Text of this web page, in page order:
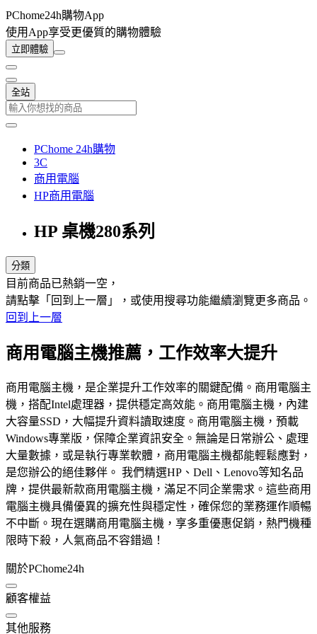
PChome24h購物App
使用App享受更優質的購物體驗
立即體驗
全站
PChome 24h購物
3C
商用電腦
HP商用電腦
HP 桌機280系列
分類
目前商品已熱銷一空，
請點擊「回到上一層」，或使用搜尋功能繼續瀏覽更多商品。
回到上一層
商用電腦主機推薦，工作效率大提升
商用電腦主機，是企業提升工作效率的關鍵配備。商用電腦主
機，搭配Intel處理器，提供穩定高效能。商用電腦主機，內建
大容量SSD，大幅提升資料讀取速度。商用電腦主機，預載
Windows專業版，保障企業資訊安全。無論是日常辦公、處理
大量數據，或是執行專業軟體，商用電腦主機都能輕鬆應對，
是您辦公的絕佳夥伴。 我們精選HP、Dell、Lenovo等知名品
牌，提供最新款商用電腦主機，滿足不同企業需求。這些商用
電腦主機具備優異的擴充性與穩定性，確保您的業務運作順暢
不中斷。現在選購商用電腦主機，享多重優惠促銷，熱門機種
限時下殺，人氣商品不容錯過！
關於PChome24h
顧客權益
其他服務